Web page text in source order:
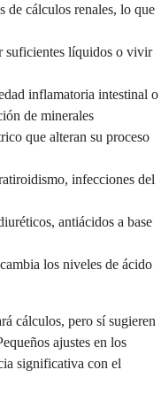
de cálculos renales, lo que
suficientes líquidos o vivir
inflamatoria intestinal o
de minerales
que alteran su proceso
infecciones del
antiácidos a base
los niveles de ácido
cálculos, pero sí sugieren
ajustes en los
significativa con el